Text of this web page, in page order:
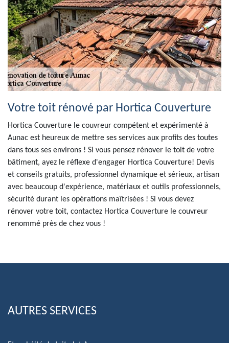
Votre toit rénové par Hortica Couverture
Hortica Couverture le couvreur compétent et expérimenté à
Aunac est heureux de mettre ses services aux profits des toutes
dans tous ses environs ! Si vous pensez rénover le toit de votre
bâtiment, ayez le réflexe d'engager Hortica Couverture! Devis
et conseils gratuits, professionnel dynamique et sérieux, artisan
avec beaucoup d'expérience, matériaux et outils professionnels,
sécurité durant les opérations maîtrisées ! Si vous devez
rénover votre toit, contactez Hortica Couverture le couvreur
renommé près de chez vous !
AUTRES SERVICES